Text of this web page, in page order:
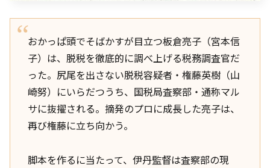
おかっぱ頭でそばかすが目立つ板倉亮子（宮本信
子）は、脱税を徹底的に調べ上げる税務調査官だ
った。尻尾を出さない脱税容疑者・権藤英樹（山
崎努）にいらだつうち、国税局査察部・通称マル
サに抜擢される。摘発のプロに成長した亮子は、
再び権藤に立ち向かう。
脚本を作るに当たって、伊丹監督は査察部の現